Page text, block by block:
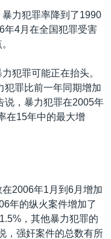
力犯罪率降到了1990
年4月在全国犯罪受害
犯罪可能正在抬头。
犯罪比前一年同期增加
说，暴力犯罪在2005年
在15年中的最大增
2006年1月到6月增加
年的纵火案件增加了
，其他暴力犯罪的
，强奸案件的总数有所